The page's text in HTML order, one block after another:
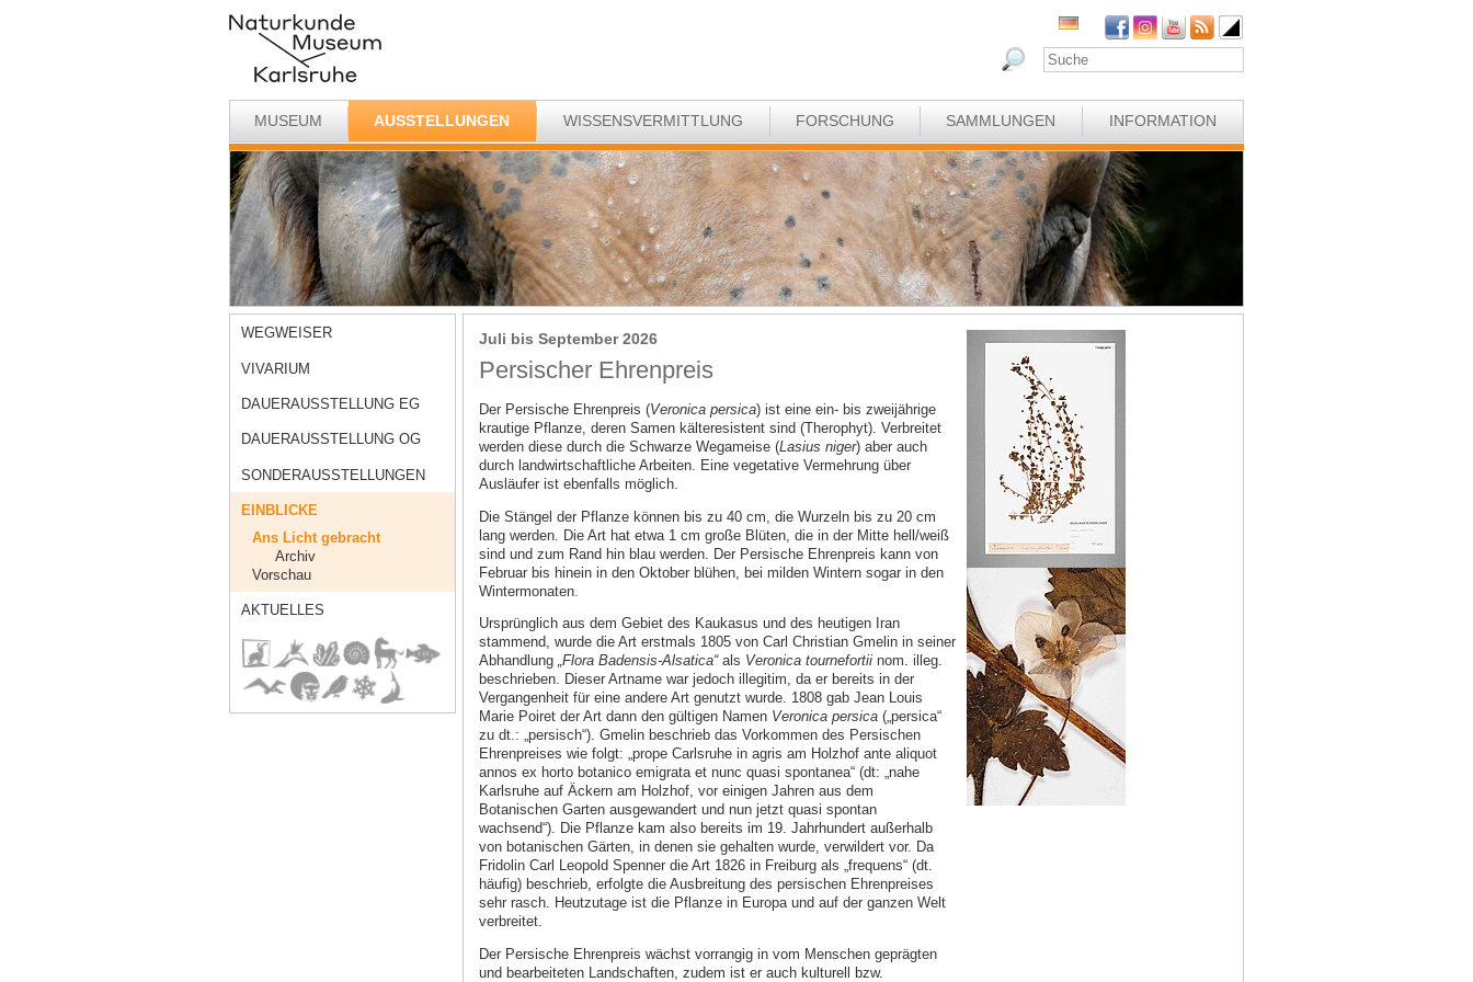
MUSEUM AUSSTELLUNGEN WISSENSVERMITTLUNG FORSCHUNG SAMMLUNGEN INFORMATION
WEGWEISER
VIVARIUM
DAUERAUSSTELLUNG EG
DAUERAUSSTELLUNG OG
SONDERAUSSTELLUNGEN
EINBLICKE
Ans Licht gebracht
Archiv
Vorschau
AKTUELLES
Juli bis September 2026
Persischer Ehrenpreis
Der Persische Ehrenpreis (Veronica persica) ist eine ein- bis zweijährige
krautige Pflanze, deren Samen kälteresistent sind (Therophyt). Verbreitet
werden diese durch die Schwarze Wegameise (Lasius niger) aber auch
durch landwirtschaftliche Arbeiten. Eine vegetative Vermehrung über
Ausläufer ist ebenfalls möglich.
Die Stängel der Pflanze können bis zu 40 cm, die Wurzeln bis zu 20 cm
lang werden. Die Art hat etwa 1 cm große Blüten, die in der Mitte hell/weiß
sind und zum Rand hin blau werden. Der Persische Ehrenpreis kann von
Februar bis hinein in den Oktober blühen, bei milden Wintern sogar in den
Wintermonaten.
Ursprünglich aus dem Gebiet des Kaukasus und des heutigen Iran
stammend, wurde die Art erstmals 1805 von Carl Christian Gmelin in seiner
Abhandlung„Flora Badensis-Alsatica“ als Veronica tournefortii nom. illeg.
beschrieben. Dieser Artname war jedoch illegitim, da er bereits in der
Vergangenheit für eine andere Art genutzt wurde. 1808 gab Jean Louis
Marie Poiret der Art dann den gültigen Namen Veronica persica(„persica“
zu dt.: „persisch“). Gmelin beschrieb das Vorkommen des Persischen
Ehrenpreises wie folgt: „prope Carlsruhe in agris am Holzhof ante aliquot
annos ex horto botanico emigrata et nunc quasi spontanea“ (dt: „nahe
Karlsruhe auf Äckern am Holzhof, vor einigen Jahren aus dem
Botanischen Garten ausgewandert und nun jetzt quasi spontan
wachsend“). Die Pflanze kam also bereits im 19. Jahrhundert außerhalb
von botanischen Gärten, in denen sie gehalten wurde, verwildert vor. Da
Fridolin Carl Leopold Spenner die Art 1826 in Freiburg als „frequens“ (dt.
häufig) beschrieb, erfolgte die Ausbreitung des persischen Ehrenpreises
sehr rasch. Heutzutage ist die Pflanze in Europa und auf der ganzen Welt
verbreitet.
Der Persische Ehrenpreis wächst vorrangig in vom Menschen geprägten
und bearbeiteten Landschaften, zudem ist er auch kulturell bzw.